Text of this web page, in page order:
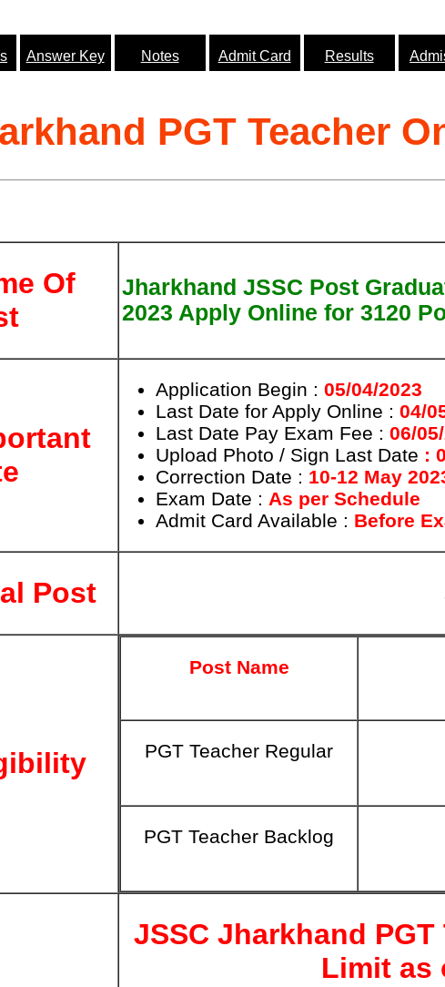
Answer Key Notes Admit Card Results
PGT Teacher
Of
Jharkhand JSSC Post
2023 Apply Online for 3120
Application Begin : 05/04/2023
Last Date for Apply Online : 04/
Last Date Pay Exam Fee : 06/
Upload Photo / Sign Last Date :
Correction Date : 10-12 May
Exam Date : As per Schedule
Admit Card Available : Before
Post
Post Name
PGT Teacher Regular
PGT Teacher Backlog
JSSC Jharkhand PGT
Limit as